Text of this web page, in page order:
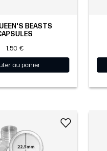
BEASTS
1,50 €
au panier